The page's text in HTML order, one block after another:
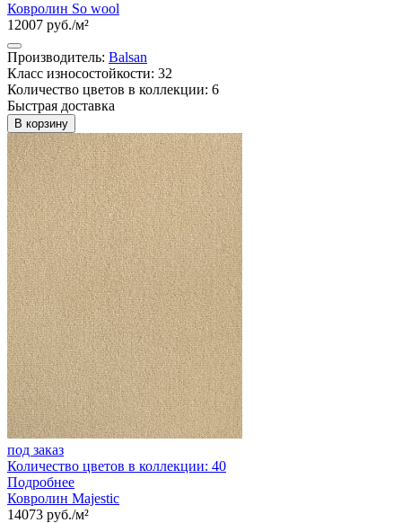
Ковролин So wool
12007 руб./м²
Производитель: Balsan
Класс износостойкости: 32
Количество цветов в коллекции: 6
Быстрая доставка
В корзину
под заказ
Количество цветов в коллекции: 40
Подробнее
Ковролин Majestic
14073 руб./м²